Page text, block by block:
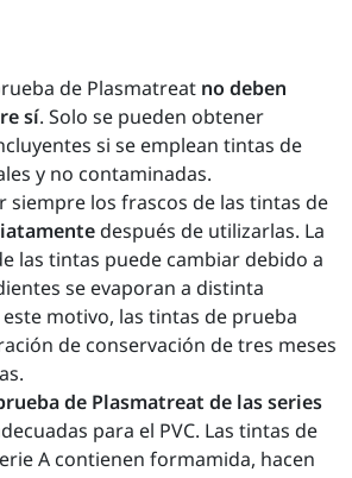
de Plasmatreat no deben
sí. Solo se pueden obtener
si se emplean tintas de
y no contaminadas.
siempre los frascos de las tintas de
después de utilizarlas. La
las tintas puede cambiar debido a
se evaporan a distinta
motivo, las tintas de prueba
de conservación de tres meses
de Plasmatreat de las series
para el PVC. Las tintas de
A contienen formamida, hacen